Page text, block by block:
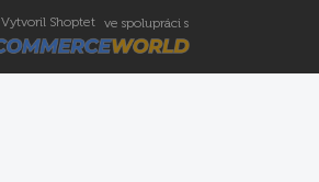
Vytvoril Shoptet ve spolupráci s